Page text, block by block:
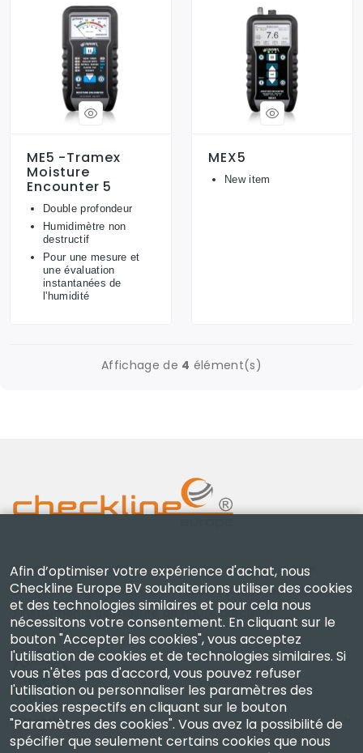
ME5 -Tramex
Moisture
Encounter 5
Double profondeur
Humidimètre non
destructif
Pour une mesure et
une évaluation
instantanées de
l'humidité
MEX5
New item
Affichage de 4 élément(s)
Checkline Europe B.V. — spécialistes de la fourniture,
de l'étalonnage, de la certification et de la réparation
d'instruments de mesure de haute précision.
Entreprise
Afin d’optimiser votre expérience d'achat, nous
Checkline Europe BV souhaiterions utiliser des cookies
et des technologies similaires et pour cela nous
nécessitons votre consentement. En cliquant sur le
bouton "Accepter les cookies", vous acceptez
l'utilisation de cookies et de technologies similaires. Si
vous n'êtes pas d'accord, vous pouvez refuser
l'utilisation ou personnaliser les paramètres des
cookies respectifs en cliquant sur le bouton
"Paramètres des cookies". Vous avez la possibilité de
spécifier que seulement certains cookies que nous